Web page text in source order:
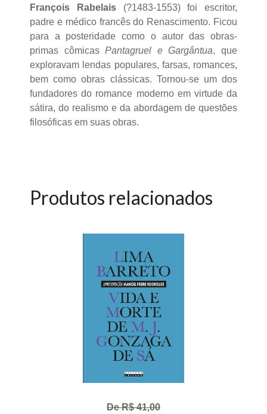
François Rabelais(?1483-1553) foi escritor,
padre e médico francês do Renascimento. Ficou
para a posteridade como o autor das obras-
primas cômicasPantagruel e Gargântua, que
exploravam lendas populares, farsas, romances,
bem como obras clássicas. Tornou-se um dos
fundadores do romance moderno em virtude da
sátira, do realismo e da abordagem de questões
filosóficas em suas obras.
Produtos relacionados
De R$ 41,00